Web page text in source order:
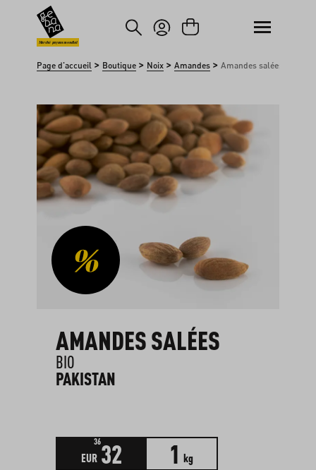
au contenu principal
Passer à la recherche
Marché paysan mondial
Page d'accueil > Boutique > Noix > Amandes > Amandes salées
Ignorer la galerie d'images
AMANDES SALÉES
BIO
PAKISTAN
36
EUR 32 1 kg